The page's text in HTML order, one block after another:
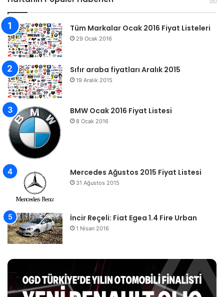
Tüm Markalar Ocak 2016 Fiyat Listeleri
29 Ocak 2016
Sıfır araba fiyatları Aralık 2015
19 Aralık 2015
BMW Ocak 2016 Fiyat Listesi
8 Ocak 2016
Mercedes Ağustos 2015 Fiyat Listesi
31 Ağustos 2015
İncir Reçeli: Fiat Egea 1.4 Fire Urban
1 Nisan 2016